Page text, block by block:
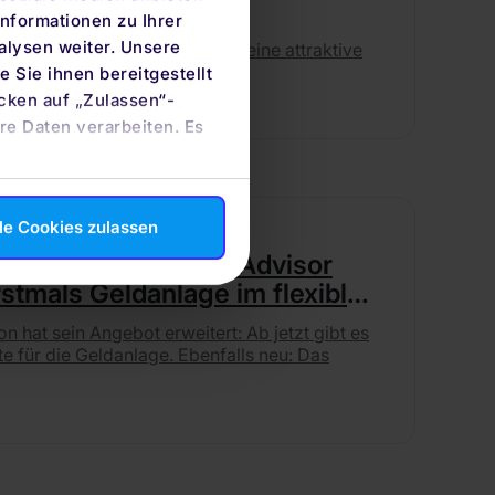
zu Ihrer
weiter. Unsere
Sie ihnen bereitgestellt
auf „Zulassen“-
Daten verarbeiten. Es
Cookies zulassen
Deutschland bietet quirion eine attraktive
Services: Robo-Advisor
Geldanlage im flexiblen
in Megatrends-
hat sein Angebot erweitert: Ab jetzt gibt es
für die Geldanlage. Ebenfalls neu: Das